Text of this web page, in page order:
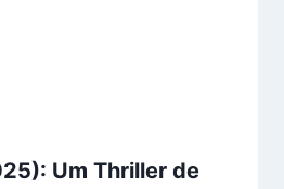
Um Thriller de